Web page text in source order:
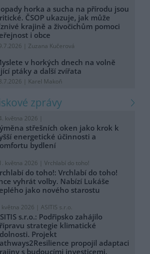
horka a sucha na přírodu jsou
ČSOP ukazuje, jak může
krajině a živočichům pomoci
i obce
| Zuzana Kučerová
v horkých dnech na volně
ptáky a další zvířata
| Karel Makoň
zprávy
května 2026 |
střešních oken jako krok k
energetické účinnosti a
bydlení
května 2026 | Vrchlabí do toho!
do toho!: Vrchlabí do toho!
vyhrát volby. Nabízí Lukáše
jako nového starostu
května 2026 | ASITIS s.r.o.
s.r.o.: Podřipsko zahájilo
strategie klimatické
Projekt
propojil adaptaci
s budoucími investicemi.